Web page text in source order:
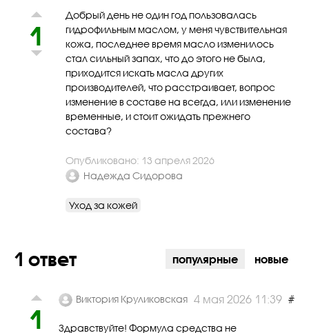
1
Добрый день не один год пользовалась
гидрофильным маслом, у меня чувствительная
кожа, последнее время масло изменилось
стал сильный запах, что до этого не была,
приходится искать масла других
производителей, что расстраивает, вопрос
изменение в составе на всегда, или изменение
временные, и стоит ожидать прежнего
состава?
Опубликовано: 13 апреля 2026
Надежда Сидорова
Уход за кожей
1 ответ популярные новые
1
Виктория Круликовская 4 мая 2026 11:39 #
Здравствуйте! Формула средства не